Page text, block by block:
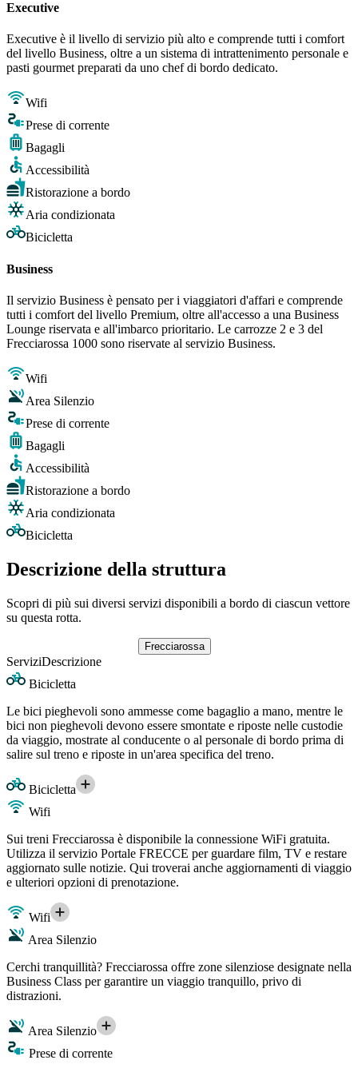
Executive
Executive è il livello di servizio più alto e comprende tutti i comfort
del livello Business, oltre a un sistema di intrattenimento personale e
pasti gourmet preparati da uno chef di bordo dedicato.
Wifi
Prese di corrente
Bagagli
Accessibilità
Ristorazione a bordo
Aria condizionata
Bicicletta
Business
Il servizio Business è pensato per i viaggiatori d'affari e comprende
tutti i comfort del livello Premium, oltre all'accesso a una Business
Lounge riservata e all'imbarco prioritario. Le carrozze 2 e 3 del
Frecciarossa 1000 sono riservate al servizio Business.
Wifi
Area Silenzio
Prese di corrente
Bagagli
Accessibilità
Ristorazione a bordo
Aria condizionata
Bicicletta
Descrizione della struttura
Scopri di più sui diversi servizi disponibili a bordo di ciascun vettore
su questa rotta.
Frecciarossa
ServiziDescrizione
Bicicletta
Le bici pieghevoli sono ammesse come bagaglio a mano, mentre le
bici non pieghevoli devono essere smontate e riposte nelle custodie
da viaggio, mostrate al conducente o al personale di bordo prima di
salire sul treno e riposte in un'area specifica del treno.
Bicicletta
Wifi
Sui treni Frecciarossa è disponibile la connessione WiFi gratuita.
Utilizza il servizio Portale FRECCE per guardare film, TV e restare
aggiornato sulle notizie. Qui troverai anche aggiornamenti di viaggio
e ulteriori opzioni di prenotazione.
Wifi
Area Silenzio
Cerchi tranquillità? Frecciarossa offre zone silenziose designate nella
Business Class per garantire un viaggio tranquillo, privo di
distrazioni.
Area Silenzio
Prese di corrente